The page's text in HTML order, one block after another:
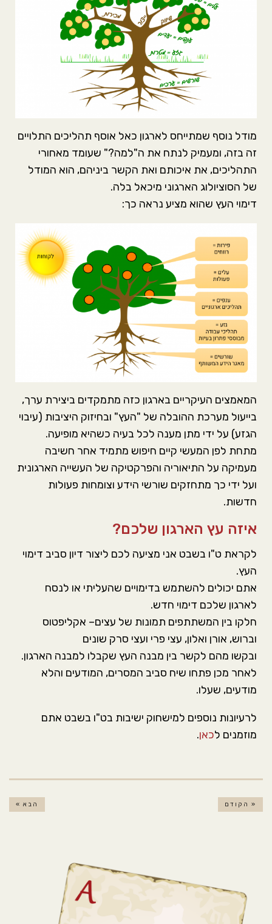
מודל נוסף שמתייחס לארגון כאל אוסף תהליכים התלויים
זה בזה, ומעמיק לנתח את ה"למה?" שעומד מאחורי
התהליכים, את איכותם ואת הקשר ביניהם, הוא המודל
של הסוציולוג הארגוני מיכאל בלה.
דימוי העץ שהוא מציע נראה כך:
המאמצים העיקריים בארגון כזה מתמקדים ביצירת ערך,
בייעול מערכת ההובלה של "העץ" ובחיזוק היציבות (עיבוי
הגזע) על ידי מתן מענה לכל בעיה כשהיא מופיעה.
מתחת לפן המעשי קיים חיפוש מתמיד אחר חשיבה
מעמיקה על התיאוריה והפרקטיקה של העשייה הארגונית
ועל ידי כך מתחזקים שורשי הידע וצומחות פעולות
חדשות.
איזה עץ הארגון שלכם?
לקראת ט"ו בשבט אני מציעה לכם ליצור דיון סביב דימוי
העץ.
אתם יכולים להשתמש בדימויים שהעליתי או לנסח
לארגון שלכם דימוי חדש.
חלקו בין המשתתפים תמונות של עצים– אקליפטוס
וברוש, אורן ואלון, עצי פרי ועצי סרק שונים
ובקשו מהם לקשר בין מבנה העץ שקבלו למבנה הארגון.
לאחר מכן פתחו שיח סביב המסרים, המודעים והלא
מודעים, שעלו.
לרעיונות נוספים למישחוק ישיבות בט"ו בשבט אתם
מוזמנים לכאן.
« הקודם הבא »